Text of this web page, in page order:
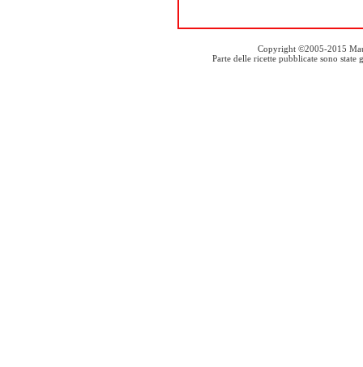
Copyright ©2005-2015
Parte delle ricette pubblicate sono state